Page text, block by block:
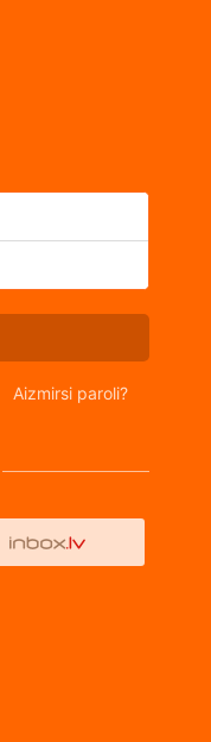
Aizmirsi paroli?